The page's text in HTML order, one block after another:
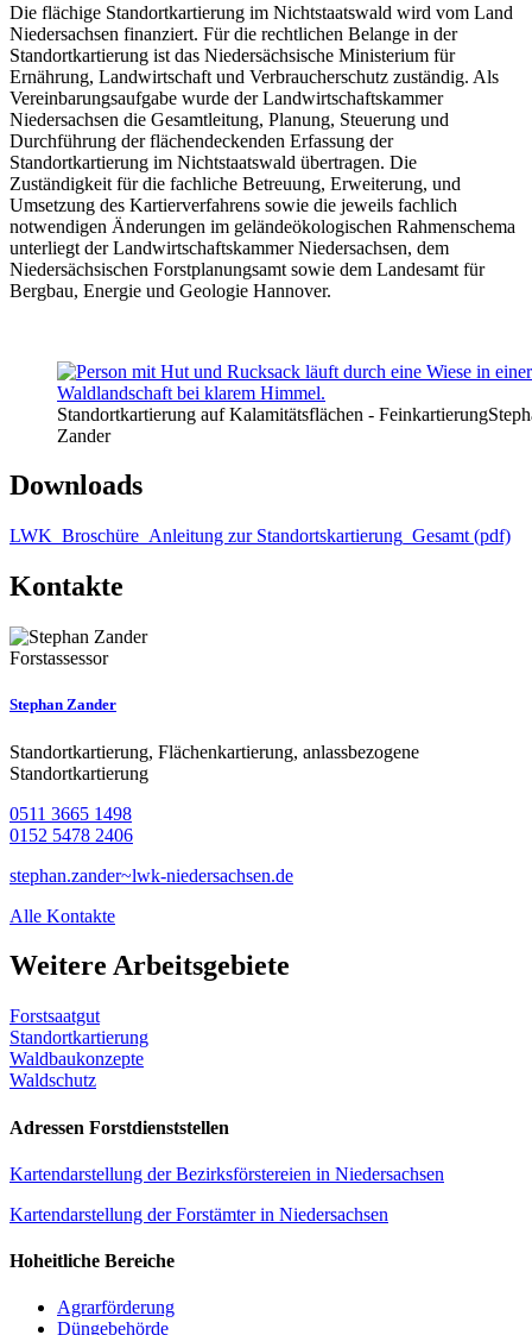
Die flächige Standortkartierung im Nichtstaatswald wird vom Land
Niedersachsen finanziert. Für die rechtlichen Belange in der
Standortkartierung ist das Niedersächsische Ministerium für
Ernährung, Landwirtschaft und Verbraucherschutz zuständig. Als
Vereinbarungsaufgabe wurde der Landwirtschaftskammer
Niedersachsen die Gesamtleitung, Planung, Steuerung und
Durchführung der flächendeckenden Erfassung der
Standortkartierung im Nichtstaatswald übertragen. Die
Zuständigkeit für die fachliche Betreuung, Erweiterung, und
Umsetzung des Kartierverfahrens sowie die jeweils fachlich
notwendigen Änderungen im geländeökologischen Rahmenschema
unterliegt der Landwirtschaftskammer Niedersachsen, dem
Niedersächsischen Forstplanungsamt sowie dem Landesamt für
Bergbau, Energie und Geologie Hannover.
Standortkartierung auf Kalamitätsflächen - Feinkartierung
Zander
Downloads
LWK_Broschüre_Anleitung zur Standortskartierung_Gesamt (pdf)
Kontakte
Forstassessor
Stephan Zander
Standortkartierung, Flächenkartierung, anlassbezogene
Standortkartierung
0511 3665 1498
0152 5478 2406
stephan.zander~lwk-niedersachsen.de
Alle Kontakte
Weitere Arbeitsgebiete
Forstsaatgut
Standortkartierung
Waldbaukonzepte
Waldschutz
Adressen Forstdienststellen
Kartendarstellung der Bezirksförstereien in Niedersachsen
Kartendarstellung der Forstämter in Niedersachsen
Hoheitliche Bereiche
Agrarförderung
Düngebehörde